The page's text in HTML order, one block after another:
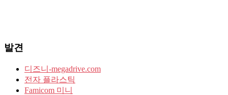
발견
디즈니-megadrive.com
전자 플라스틱
Famicom 미니